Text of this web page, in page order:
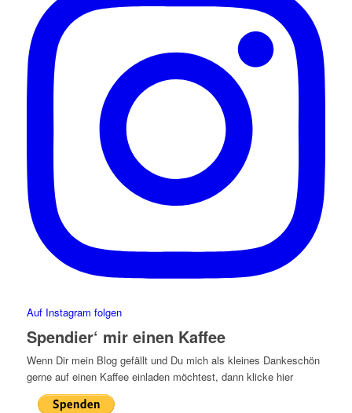
Auf Instagram folgen
Spendier‘ mir einen Kaffee
Wenn Dir mein Blog gefällt und Du mich als kleines Dankeschön
gerne auf einen Kaffee einladen möchtest, dann klicke hier